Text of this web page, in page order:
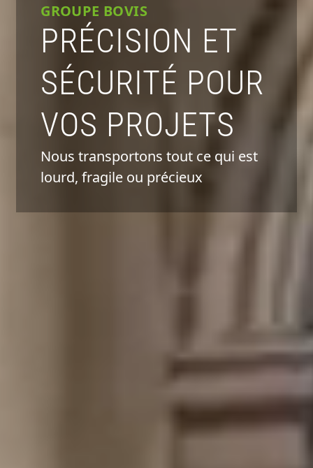
GROUPE BOVIS
PRÉCISION ET
SÉCURITÉ POUR
VOS PROJETS
Nous transportons tout ce qui est
lourd, fragile ou précieux